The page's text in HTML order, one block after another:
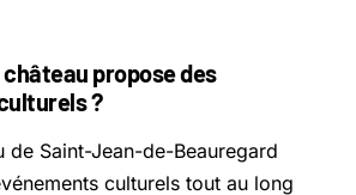
propose des
?
de Saint-Jean-de-Beauregard
culturels tout au long